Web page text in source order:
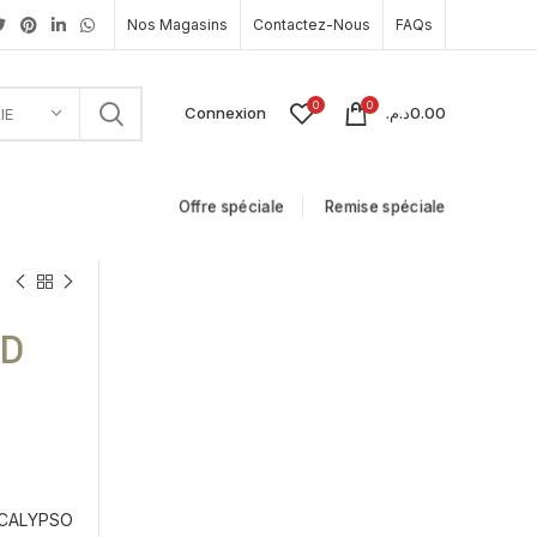
Nos Magasins Contactez-Nous FAQs
Connexion 0 0 0.00د.م.
Offre spéciale Remise spéciale